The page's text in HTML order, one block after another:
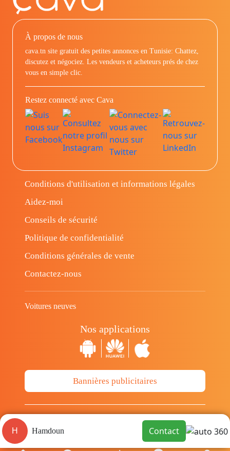
H Hamdoun Contact
À propos de nous
cava.tn site gratuit des petites annonces en Tunisie: Chattez,
discutez et négociez. Les vendeurs et acheteurs prés de chez
vous en simple clic.
Restez connecté avec Cava
Conditions d'utilisation et informations légales
Aidez-moi
Conseils de sécurité
Politique de confidentialité
Conditions générales de vente
Contactez-nous
Voitures neuves
Nos applications
Bannières publicitaires
© Copyright 2014-2026 Cava.tn Limited Tous
les droits sont réservés.